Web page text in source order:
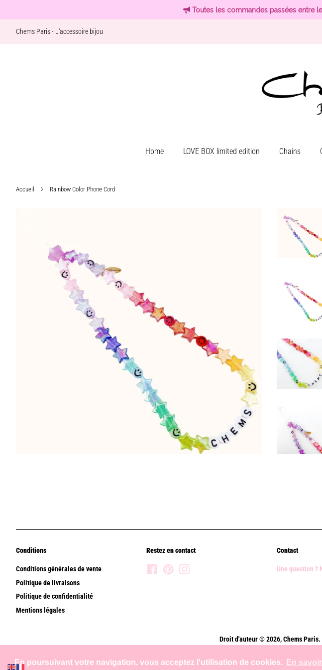
En poursuivant votre navigation, vous acceptez l'utilisation de cookies. En
Toutes les commandes passées entre
Chems Paris - L'accessoire bijou
Home LOVE BOX limited edition Chains
Accueil › Rainbow Color Phone Cord
Conditions
Conditions générales de vente
Politique de livraisons
Politique de confidentialité
Mentions légales
Restez en contact
FacebookPinterest
Contact
Une question ?
Droit d'auteur © 2026,Chems Paris.